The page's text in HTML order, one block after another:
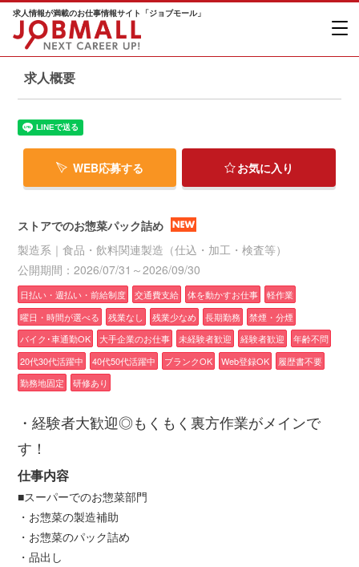
求人情報が満載のお仕事情報サイト「ジョブモール」
求人概要
WEB応募する お気に入り
ストアでのお惣菜パック詰め
製造系｜食品・飲料関連製造（仕込・加工・検査等）
公開期間：2026/07/31～2026/09/30
日払い・週払い・前給制度 交通費支給 体を動かすお仕事
軽作業
曜日・時間が選べる
残業なし 残業少なめ 長期勤務
禁煙・分煙
バイク･車通勤OK
大手企業のお仕事 未経験者歓迎 経験者歓迎
年齢不問
20代30代活躍中
40代50代活躍中 ブランクOK Web登録OK
履歴書不要
勤務地固定
研修あり
・経験者大歓迎◎もくもく裏方作業がメインで
す！
仕事内容
■スーパーでのお惣菜部門
・お惣菜の製造補助
・お惣菜のパック詰め
・品出し